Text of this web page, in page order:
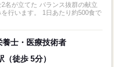
名が立てた バランス抜群の献立
行います。 1日あたり約500食で
士・医療技術者
徒歩 5分）